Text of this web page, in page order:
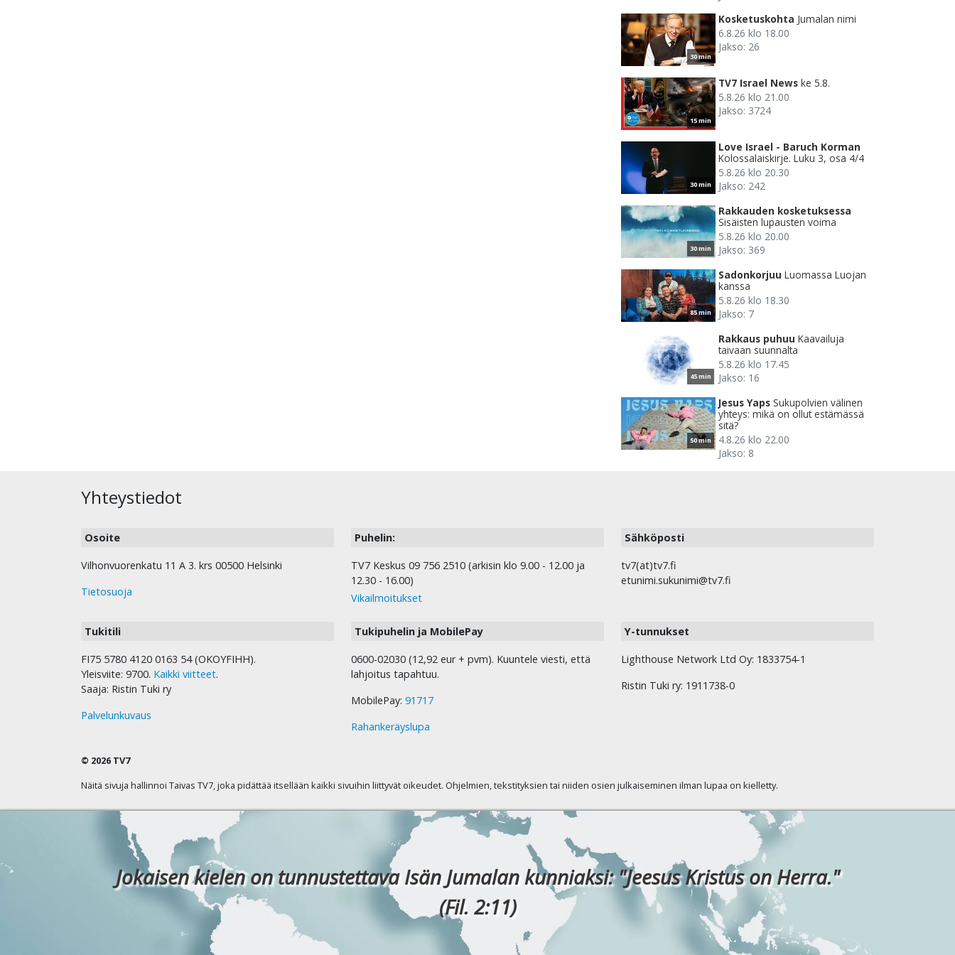
30 min
Kosketuskohta Jumalan nimi
6.8.26 klo 18.00
Jakso: 26
15 min
TV7 Israel News ke 5.8.
5.8.26 klo 21.00
Jakso: 3724
30 min
Love Israel - Baruch Korman
Kolossalaiskirje. Luku 3, osa 4/4
5.8.26 klo 20.30
Jakso: 242
30 min
Rakkauden kosketuksessa
Sisäisten lupausten voima
5.8.26 klo 20.00
Jakso: 369
85 min
Sadonkorjuu Luomassa Luojan
kanssa
5.8.26 klo 18.30
Jakso: 7
45 min
Rakkaus puhuu Kaavailuja
taivaan suunnalta
5.8.26 klo 17.45
Jakso: 16
50 min
Jesus Yaps Sukupolvien välinen
yhteys: mikä on ollut estämässä
sitä?
4.8.26 klo 22.00
Jakso: 8
Yhteystiedot
Osoite
Vilhonvuorenkatu 11 A 3. krs 00500 Helsinki
Tietosuoja
Puhelin:
TV7 Keskus 09 756 2510 (arkisin klo 9.00 - 12.00 ja
12.30 - 16.00)
Vikailmoitukset
Sähköposti
tv7(at)tv7.fi
etunimi.sukunimi@tv7.fi
Tukitili
FI75 5780 4120 0163 54 (OKOYFIHH).
Yleisviite: 9700. Kaikki viitteet.
Saaja: Ristin Tuki ry
Palvelunkuvaus
Tukipuhelin ja MobilePay
0600-02030 (12,92 eur + pvm). Kuuntele viesti, että
lahjoitus tapahtuu.
MobilePay: 91717
Rahankeräyslupa
Y-tunnukset
Lighthouse Network Ltd Oy: 1833754-1
Ristin Tuki ry: 1911738-0
© 2026 TV7
Näitä sivuja hallinnoi Taivas TV7, joka pidättää itsellään kaikki sivuihin liittyvät oikeudet. Ohjelmien, tekstityksien tai niiden osien julkaiseminen ilman lupaa on kielletty.
Jokaisen kielen on tunnustettava Isän Jumalan kunniaksi: "Jeesus Kristus on Herra."
(Fil. 2:11)